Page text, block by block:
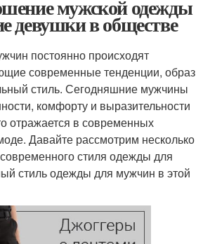
мужской одежды
девушки в обществе
постоянно происходят
современные тенденции, образ
стиль. Сегодняшние мужчины
комфорту и выразительности
отражается в современных
Давайте рассмотрим несколько
стиля одежды для
стиль одежды для мужчин в этой